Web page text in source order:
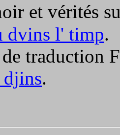
et vérités
dvins l' timp.
traduction
djins.